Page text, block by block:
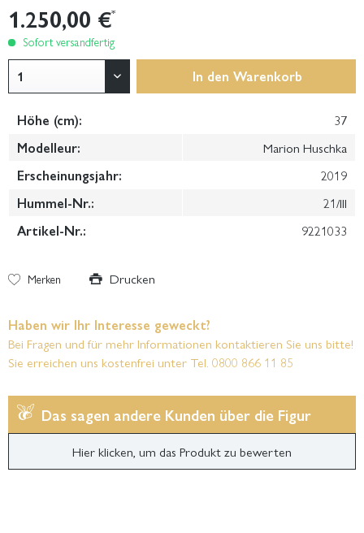
1.250,00 €*
Sofort versandfertig
In den Warenkorb
Höhe (cm):
37
Modelleur:
Marion Huschka
Erscheinungsjahr:
2019
Hummel-Nr.:
21/III
Artikel-Nr.:
9221033
Merken Drucken
Haben wir Ihr Interesse geweckt?
Bei Fragen und für mehr Informationen kontaktieren Sie uns bitte!
Sie erreichen uns kostenfrei unter Tel. 0800 866 11 85
Das sagen andere Kunden über die Figur
Hier klicken, um das Produkt zu bewerten